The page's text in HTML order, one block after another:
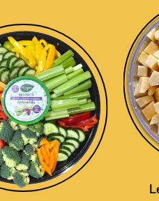
L
e
p
l
a
t
e
a
u
d
e
l
é
g